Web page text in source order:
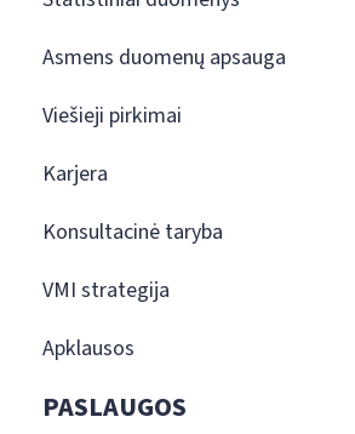
Asmens duomenų apsauga
Viešieji pirkimai
Karjera
Konsultacinė taryba
VMI strategija
Apklausos
PASLAUGOS